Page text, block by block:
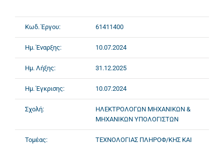
Κωδ. Έργου: 61411400
Ημ. Έναρξης: 10.07.2024
Ημ. Λήξης: 31.12.2025
Ημ. Έγκρισης: 10.07.2024
Σχολή:
ΗΛΕΚΤΡΟΛΟΓΩΝ ΜΗΧΑΝΙΚΩΝ &
ΜΗΧΑΝΙΚΩΝ ΥΠΟΛΟΓΙΣΤΩΝ
Τομέας:
ΤΕΧΝΟΛΟΓΙΑΣ ΠΛΗΡΟΦ/ΚΗΣ ΚΑΙ